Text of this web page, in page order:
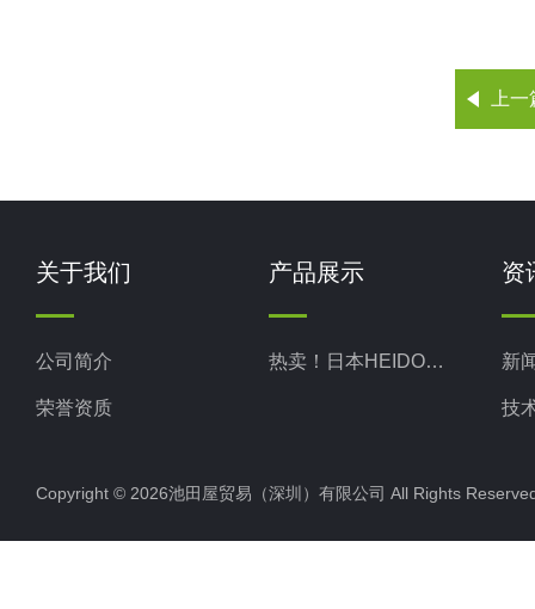
上
关于我们
公司简介
荣誉资质
产品展示
热卖！日本HEIDON新东科学
资
新
技
Copyright © 2026池田屋贸易（深圳）有限公司 All Rights